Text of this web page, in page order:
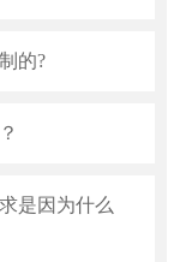
的?
是因为什么